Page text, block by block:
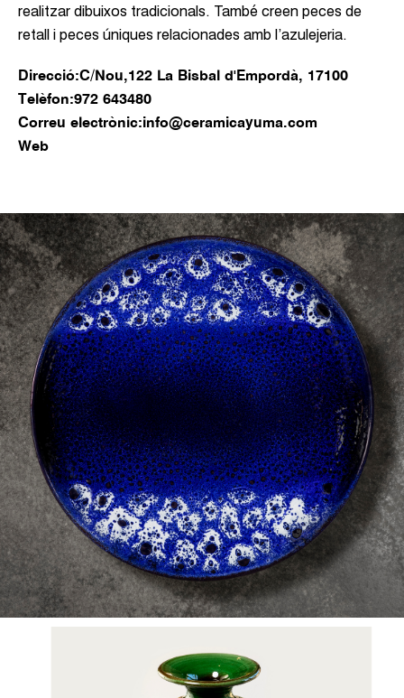
realitzar dibuixos tradicionals. També creen peces de
retall i peces úniques relacionades amb l’azulejeria.
Direcció:C/Nou,122 La Bisbal d'Empordà, 17100
Telèfon:972 643480
Correu electrònic:info@ceramicayuma.com
Web